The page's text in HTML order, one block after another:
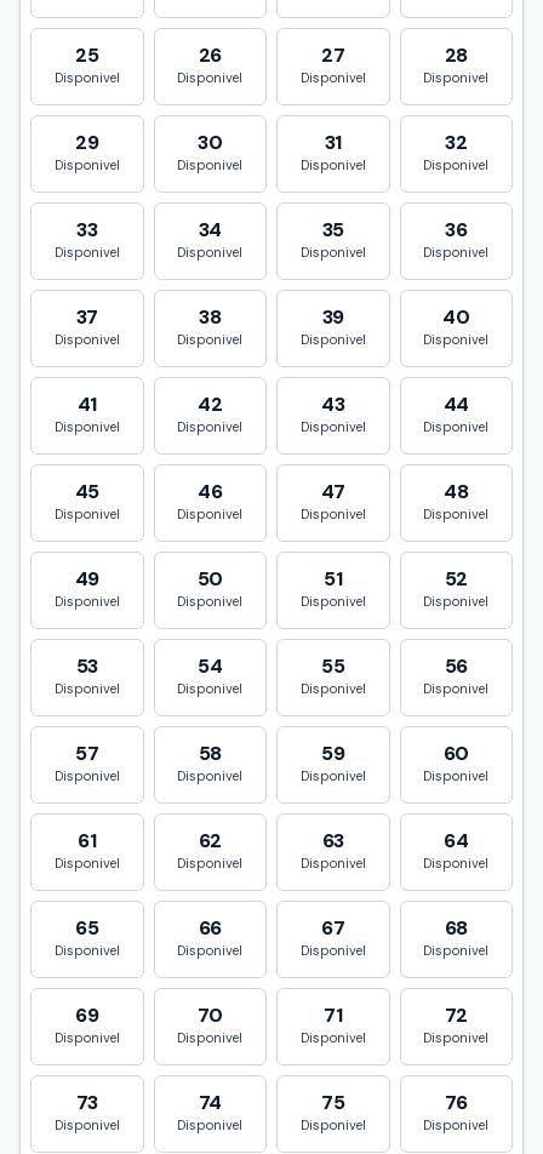
25
Disponivel
26
Disponivel
27
Disponivel
28
Disponivel
29
Disponivel
30
Disponivel
31
Disponivel
32
Disponivel
33
Disponivel
34
Disponivel
35
Disponivel
36
Disponivel
37
Disponivel
38
Disponivel
39
Disponivel
40
Disponivel
41
Disponivel
42
Disponivel
43
Disponivel
44
Disponivel
45
Disponivel
46
Disponivel
47
Disponivel
48
Disponivel
49
Disponivel
50
Disponivel
51
Disponivel
52
Disponivel
53
Disponivel
54
Disponivel
55
Disponivel
56
Disponivel
57
Disponivel
58
Disponivel
59
Disponivel
60
Disponivel
61
Disponivel
62
Disponivel
63
Disponivel
64
Disponivel
65
Disponivel
66
Disponivel
67
Disponivel
68
Disponivel
69
Disponivel
70
Disponivel
71
Disponivel
72
Disponivel
73
Disponivel
74
Disponivel
75
Disponivel
76
Disponivel